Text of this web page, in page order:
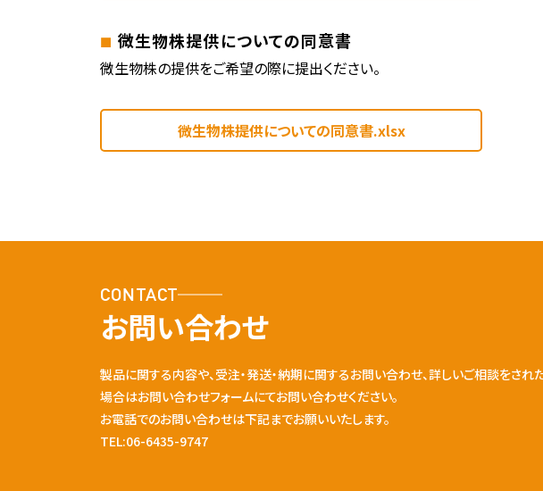
微生物株提供についての同意書
微生物株の提供をご希望の際に提出ください。
微生物株提供についての同意書.xlsx
CONTACT
お問い合わせ
製品に関する内容や、受注・発送・納期に関するお問い合わせ、詳しいご相談をされ
場合はお問い合わせフォームにてお問い合わせください。
お電話でのお問い合わせは下記までお願いいたします。
TEL:06-6435-9747